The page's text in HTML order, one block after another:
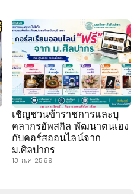
เชิญชวนข้าราชการและบุ
คลากรอัพสกิล พัฒนาตนเอง
กับคอร์สออนไลน์จาก
ม.ศิลปากร
13 ก.ค 2569